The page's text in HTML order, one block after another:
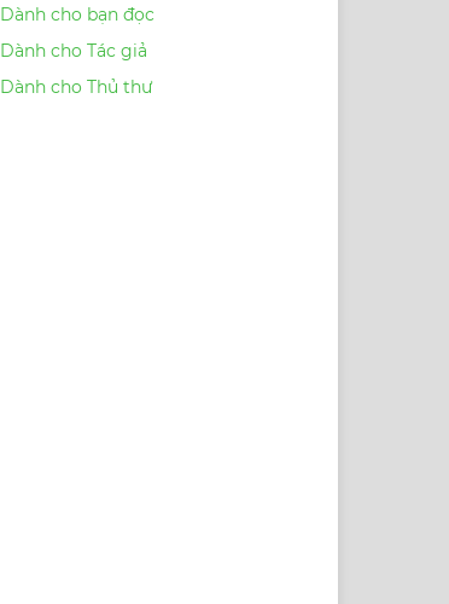
Dành cho bạn đọc
Dành cho Tác giả
Dành cho Thủ thư